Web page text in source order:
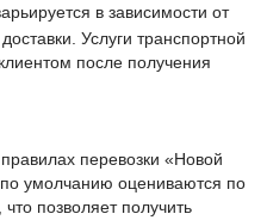
в зависимости от
Услуги транспортной
после получения
перевозки «Новой
умолчанию оцениваются по
позволяет получить